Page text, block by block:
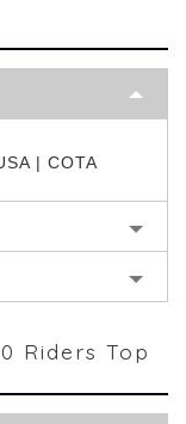
| COTA
Riders Top